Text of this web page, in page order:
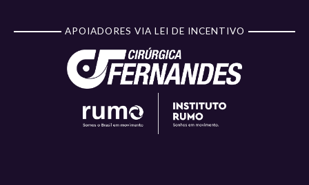
APOIADORES VIA LEI DE INCENTIVO